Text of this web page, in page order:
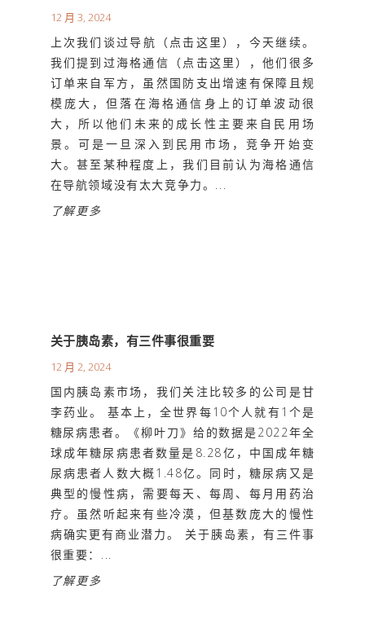
12 月 3, 2024
上次我们谈过导航（点击这里），今天继续。
我们提到过海格通信（点击这里），他们很多
订单来自军方，虽然国防支出增速有保障且规
模庞大，但落在海格通信身上的订单波动很
大，所以他们未来的成长性主要来自民用场
景。可是一旦深入到民用市场，竞争开始变
大。甚至某种程度上，我们目前认为海格通信
在导航领域没有太大竞争力。...
了解更多
关于胰岛素，有三件事很重要
12 月 2, 2024
国内胰岛素市场，我们关注比较多的公司是甘
李药业。 基本上，全世界每10个人就有1个是
糖尿病患者。《柳叶刀》给的数据是2022年全
球成年糖尿病患者数量是8.28亿，中国成年糖
尿病患者人数大概1.48亿。同时，糖尿病又是
典型的慢性病，需要每天、每周、每月用药治
疗。虽然听起来有些冷漠，但基数庞大的慢性
病确实更有商业潜力。 关于胰岛素，有三件事
很重要：...
了解更多